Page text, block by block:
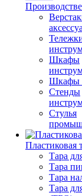
Шкафы
Шкафы
Стенды
Cтулья
Пластиковая
Тара
Тара
Тара
Тара